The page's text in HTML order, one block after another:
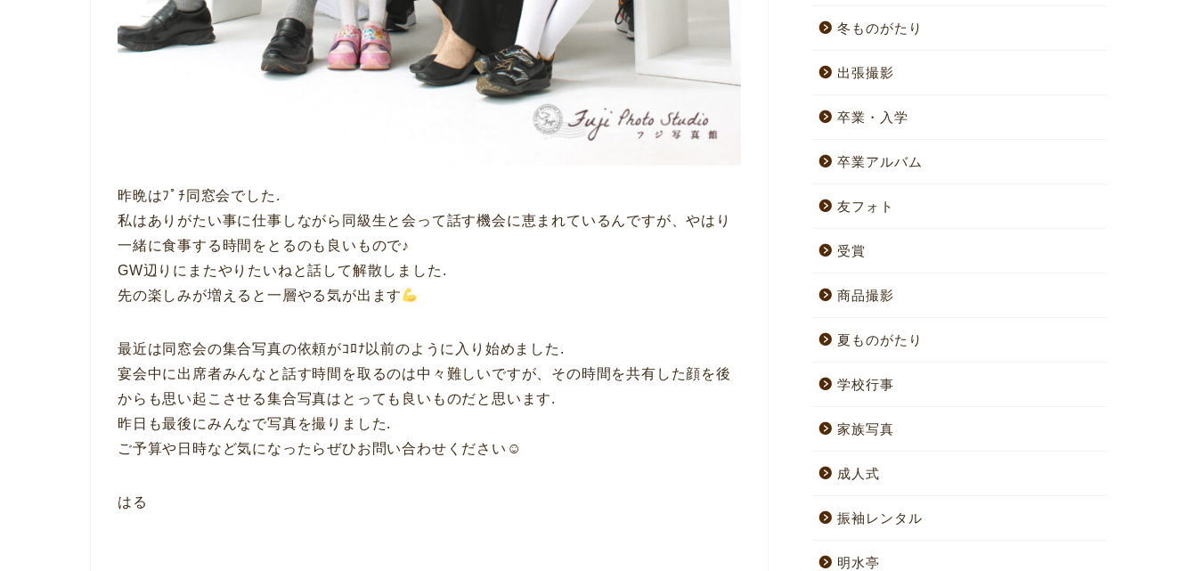
昨晩はﾌﾟﾁ同窓会でした.
私はありがたい事に仕事しながら同級生と会って話す機会に恵まれているんですが、やはり
一緒に食事する時間をとるのも良いもので♪
GW辺りにまたやりたいねと話して解散しました.
先の楽しみが増えると一層やる気が出ます
最近は同窓会の集合写真の依頼がｺﾛﾅ以前のように入り始めました.
宴会中に出席者みんなと話す時間を取るのは中々難しいですが、その時間を共有した顔を後
からも思い起こさせる集合写真はとっても良いものだと思います.
昨日も最後にみんなで写真を撮りました.
ご予算や日時など気になったらぜひお問い合わせください☺︎
はる
冬ものがたり
出張撮影
卒業・入学
卒業アルバム
友フォト
受賞
商品撮影
夏ものがたり
学校行事
家族写真
成人式
振袖レンタル
明水亭